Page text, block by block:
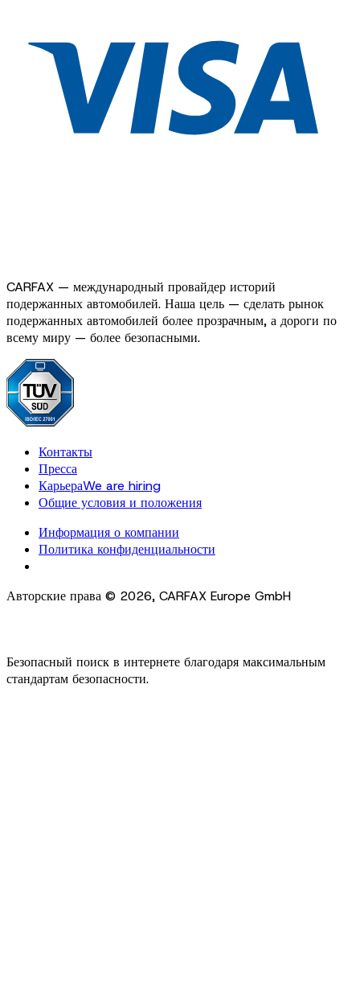
CARFAX — международный провайдер историй
подержанных автомобилей. Наша цель — сделать рынок
подержанных автомобилей более прозрачным, а дороги по
всему миру — более безопасными.
Контакты
Пресса
КарьераWe are hiring
Общие условия и положения
Информация о компании
Политика конфиденциальности
Авторские права © 2026, CARFAX Europe GmbH
Безопасный поиск в интернете благодаря максимальным
стандартам безопасности.